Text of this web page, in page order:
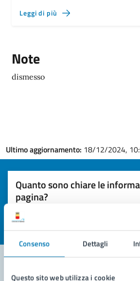
Consenso Dettagli
Questo sito web utilizza i cookie
Leggi di più
Note
dismesso
Ultimo aggiornamento: 18/12/2024,
Quanto sono chiare le
pagina?
Valuta la chiarezza delle informazioni (da 1 a
Seleziona il numero di stelle per